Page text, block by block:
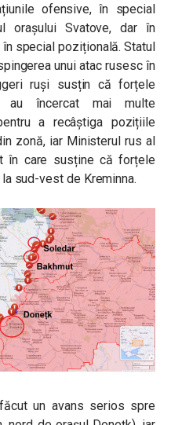
ofensive, în special
orașului Svatove, dar în
special pozițională. Statul
unui atac rusesc în
ruși susțin că forțele
au încercat mai multe
a recâștiga pozițiile
zonă, iar Ministerul rus al
în care susține că forțele
sud-vest de Kreminna.
un avans serios spre